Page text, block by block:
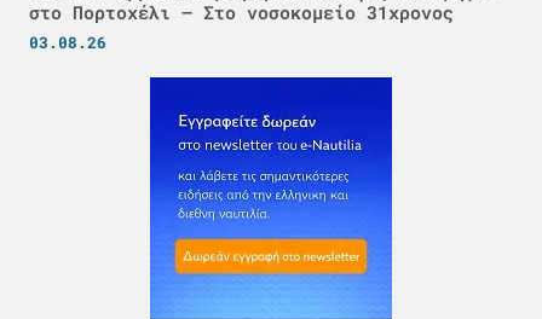
στο Πορτοχέλι – Στο νοσοκομείο 31χρονος
03.08.26